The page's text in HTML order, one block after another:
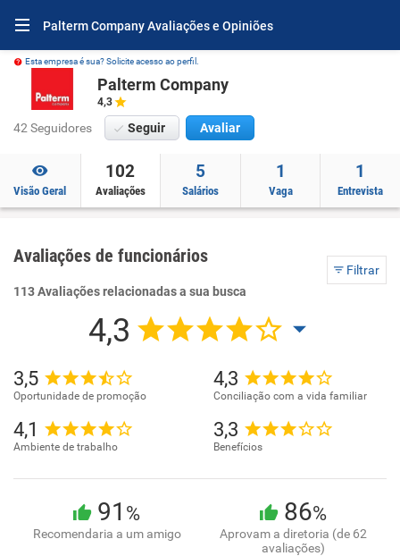
Palterm Company Avaliações e Opiniões
Esta empresa é sua? Solicite acesso ao perfil.
Palterm Company
4,3
42 Seguidores Seguir Avaliar
Visão Geral
102
Avaliações
5
Salários
1
Vaga
1
Entrevista
Avaliações de funcionários
Filtrar
113 Avaliações relacionadas a sua busca
4,3
3,5
Oportunidade de promoção
4,3
Conciliação com a vida familiar
4,1
Ambiente de trabalho
3,3
Benefícios
91 %
Recomendaria a um amigo
86%
Aprovam a diretoria (de 62
avaliações)